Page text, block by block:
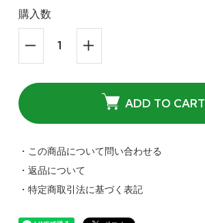
購入数
ADD TO CART
・この商品について問い合わせる
・返品について
・特定商取引法に基づく表記